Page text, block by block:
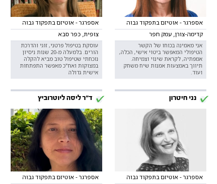
אספרגר - אוטיזם בתפקוד גבוה
קדימה-צורן, עמק חפר
אני מאמינה בכוחו של הקשר
הטיפולי המאפשר ביטוי אישי, הכלה,
אמפתיה, לקראת שינוי וצמיחה.
תיווך באמצעות אמנות שיח משחק
ועוד.
אספרגר - אוטיזם בתפקוד גבוה
צופית, כפר סבא
עוסקת בטיפול פרטני, זוגי והדרכת
הורים. בלמעלה מ-20 שנות ניסיון
נוכחתי שטיפול טוב מביא להקלה
במצוקות ואח"כ מאפשר התפתחות
אישית גדולה
נני חיטרון
אספרגר - אוטיזם בתפקוד גבוה
ד"ר ליסה ליוטרוביץ
אספרגר - אוטיזם בתפקוד גבוה